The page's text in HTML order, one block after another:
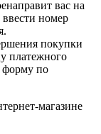
вас на
номер
покупки
платежного
форму по
магазине